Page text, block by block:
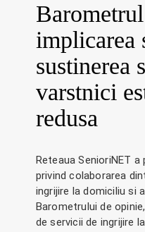
implicarea
sustinerea
varstnici
redusa
Reteaua SenioriNET
privind colaborarea
ingrijire la domiciliu si
Barometrului de
de servicii de ingrijire